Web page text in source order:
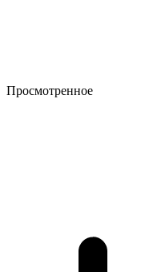
Просмотренное